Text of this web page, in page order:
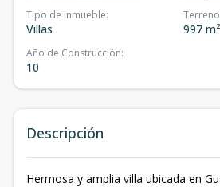
Tipo de inmueble:
Villas
Terreno
997 m²
Año de Construcción:
10
Descripción
Hermosa y amplia villa ubicada en